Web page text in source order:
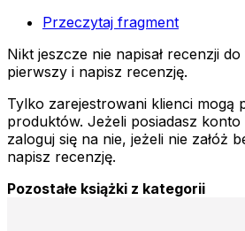
Przeczytaj fragment
Nikt jeszcze nie napisał recenzji
pierwszy i napisz recenzję.
Tylko zarejestrowani klienci mogą
produktów. Jeżeli posiadasz
zaloguj się na nie, jeżeli nie załóż
napisz recenzję.
Pozostałe książki z kategorii